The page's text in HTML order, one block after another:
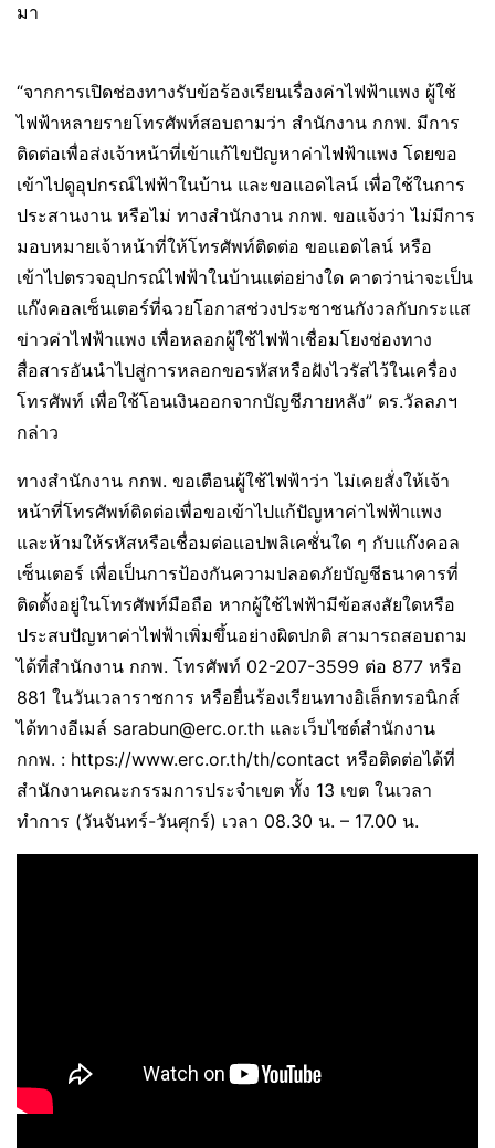
มา
“จากการเปิดช่องทางรับข้อร้องเรียนเรื่องค่าไฟฟ้าแพง ผู้ใช้
ไฟฟ้าหลายรายโทรศัพท์สอบถามว่า สำนักงาน กกพ. มีการ
ติดต่อเพื่อส่งเจ้าหน้าที่เข้าแก้ไขปัญหาค่าไฟฟ้าแพง โดยขอ
เข้าไปดูอุปกรณ์ไฟฟ้าในบ้าน และขอแอดไลน์ เพื่อใช้ในการ
ประสานงาน หรือไม่ ทางสำนักงาน กกพ. ขอแจ้งว่า ไม่มีการ
มอบหมายเจ้าหน้าที่ให้โทรศัพท์ติดต่อ ขอแอดไลน์ หรือ
เข้าไปตรวจอุปกรณ์ไฟฟ้าในบ้านแต่อย่างใด คาดว่าน่าจะเป็น
แก๊งคอลเซ็นเตอร์ที่ฉวยโอกาสช่วงประชาชนกังวลกับกระแส
ข่าวค่าไฟฟ้าแพง เพื่อหลอกผู้ใช้ไฟฟ้าเชื่อมโยงช่องทาง
สื่อสารอันนำไปสู่การหลอกขอรหัสหรือฝังไวรัสไว้ในเครื่อง
โทรศัพท์ เพื่อใช้โอนเงินออกจากบัญชีภายหลัง” ดร.วัลลภฯ
กล่าว
ทางสำนักงาน กกพ. ขอเตือนผู้ใช้ไฟฟ้าว่า ไม่เคยสั่งให้เจ้า
หน้าที่โทรศัพท์ติดต่อเพื่อขอเข้าไปแก้ปัญหาค่าไฟฟ้าแพง
และห้ามให้รหัสหรือเชื่อมต่อแอปพลิเคชั่นใด ๆ กับแก๊งคอล
เซ็นเตอร์ เพื่อเป็นการป้องกันความปลอดภัยบัญชีธนาคารที่
ติดตั้งอยู่ในโทรศัพท์มือถือ หากผู้ใช้ไฟฟ้ามีข้อสงสัยใดหรือ
ประสบปัญหาค่าไฟฟ้าเพิ่มขึ้นอย่างผิดปกติ สามารถสอบถาม
ได้ที่สำนักงาน กกพ. โทรศัพท์ 02-207-3599 ต่อ 877 หรือ
881 ในวันเวลาราชการ หรือยื่นร้องเรียนทางอิเล็กทรอนิกส์
ได้ทางอีเมล์ sarabun@erc.or.th และเว็บไซต์สำนักงาน
กกพ. : https://www.erc.or.th/th/contact หรือติดต่อได้ที่
สำนักงานคณะกรรมการประจำเขต ทั้ง 13 เขต ในเวลา
ทำการ (วันจันทร์-วันศุกร์) เวลา 08.30 น. – 17.00 น.